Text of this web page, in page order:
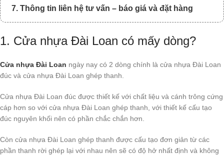
7. Thông tin liên hệ tư vấn – báo giá và đặt hàng
1. Cửa nhựa Đài Loan có mấy dòng?
Cửa nhựa Đài Loan ngày nay có 2 dòng chính là cửa nhựa Đài Loan
đúc và cửa nhựa Đài Loan ghép thanh.
Cửa nhựa Đài Loan đúc được thiết kế với chất liệu và cánh trông cứng
cáp hơn so với cửa nhựa Đài Loan ghép thanh, với thiết kế cấu tạo
đúc nguyên khối nên có phần chắc chắn hơn.
Còn cửa nhựa Đài Loan ghép thanh được cấu tạo đơn giản từ các
phần thanh rời ghép lại với nhau nên sẽ có độ hở nhất định và không